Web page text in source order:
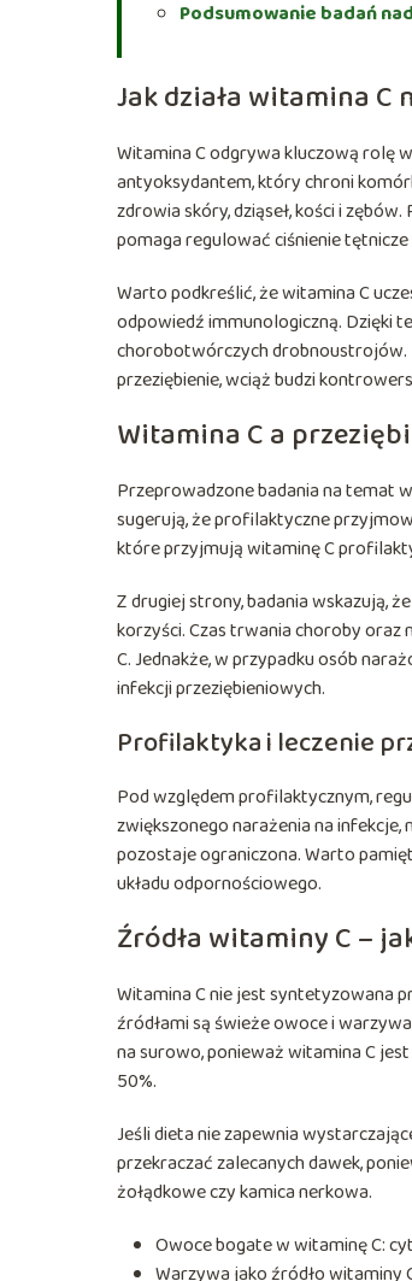
Podsumowanie badań
Jak działa witamina C
Witamina C odgrywa kluczową rolę
antyoksydantem, który chroni
zdrowia skóry, dziąseł, kości i
pomaga regulować ciśnienie
Warto podkreślić, że witamina C
odpowiedź immunologiczną. Dzięki
chorobotwórczych drobnoustrojów.
przeziębienie, wciąż budzi
Witamina C a
Przeprowadzone badania na temat
sugerują, że profilaktyczne
które przyjmują witaminę C
Z drugiej strony, badania wskazują,
korzyści. Czas trwania choroby
C. Jednakże, w przypadku osób
infekcji przeziębieniowych.
Profilaktyka i leczenie
Pod względem profilaktycznym,
zwiększonego narażenia na infekcje,
pozostaje ograniczona. Warto
układu odpornościowego.
Źródła witaminy C –
Witamina C nie jest syntetyzowana
źródłami są świeże owoce i
na surowo, ponieważ witamina C
50%.
Jeśli dieta nie zapewnia
przekraczać zalecanych dawek,
żołądkowe czy kamica nerkowa.
Owoce bogate w witaminę C:
Warzywa jako źródło witaminy